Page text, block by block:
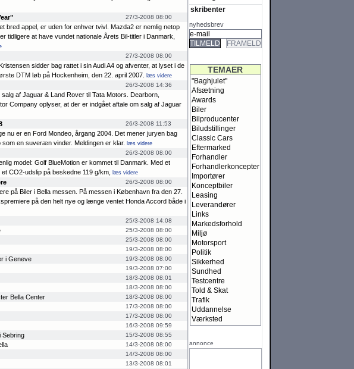
27/3-2008 08:00
bred appel, er uden for en­hver tvivl. Mazda2 er nemlig netop
tidligere at have vundet nationale Årets Bil-titler i Dan­mark,
27/3-2008 08:00
sidder bag rattet i sin Audi A4 og afven­ter, at lyset i de
DTM løb på Ho­ckenheim, den 22. april 2007.
læs videre
26/3-2008 14:36
af Jaguar & Land Ro­ver til Tata Motors. Dearborn,
Company oplyser, at der er indgået aftale om salg af Ja­guar
26/3-2008 11:53
nu er en Ford Mondeo, år­gang 2004. Det me­ner jury­en bag
en suve­ræn vinder. Meldingen er klar.
læs videre
26/3-2008 08:00
mo­del: Golf BlueMo­tion er kommet til Dan­mark. Med et
CO2-udslip på be­sked­ne 119 g/km,
læs videre
26/3-2008 08:00
på Biler i Bella mes­sen. På messen i Køben­havn fra den 27.
på den helt nye og længe ventet Honda Accord både i
25/3-2008 14:08
25/3-2008 08:00
25/3-2008 08:00
19/3-2008 08:00
i Geneve 19/3-2008 08:00
19/3-2008 07:00
18/3-2008 08:01
18/3-2008 08:00
Bella Center 18/3-2008 08:00
17/3-2008 08:00
17/3-2008 08:00
16/3-2008 09:59
Sebring 15/3-2008 08:55
14/3-2008 08:00
14/3-2008 08:00
13/3-2008 08:01
skribenter
nyhedsbrev
TILMELD FRAMELD
TEMAER
"Baghjulet"
Afsætning
Awards
Biler
Bilproducenter
Biludstillinger
Classic Cars
Eftermarked
Forhandler
Forhandlerkoncepter
Importører
Konceptbiler
Leasing
Leverandører
Links
Markedsforhold
Miljø
Motorsport
Politik
Sikkerhed
Sundhed
Testcentre
Told & Skat
Trafik
Uddannelse
Værksted
annonce